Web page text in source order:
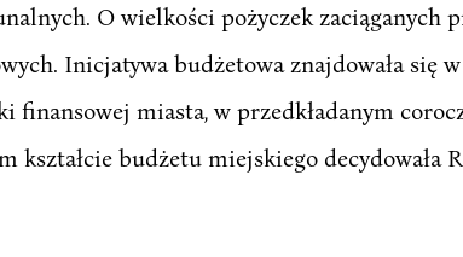
O wielkości pożyczek zaciąganych
Inicjatywa budżetowa znajdowała się
finansowej miasta, w przedkładanym
budżetu miejskiego decydowała